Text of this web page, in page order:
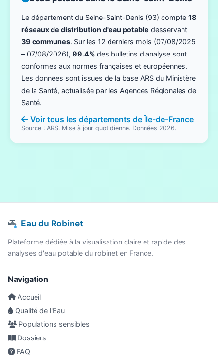
Le département du Seine-Saint-Denis (93) compte 18
réseaux de distribution d'eau potable desservant
39 communes. Sur les 12 derniers mois (07/08/2025
– 07/08/2026), 99.4% des bulletins d'analyse sont
conformes aux normes françaises et européennes.
Les données sont issues de la base ARS du Ministère
de la Santé, actualisée par les Agences Régionales de
Santé.
Voir tous les départements de Île-de-France
Source : ARS. Mise à jour quotidienne. Données 2026.
Eau du Robinet
Plateforme dédiée à la visualisation claire et rapide des
analyses d'eau potable du robinet en France.
Navigation
Accueil
Qualité de l'Eau
Populations sensibles
Dossiers
FAQ